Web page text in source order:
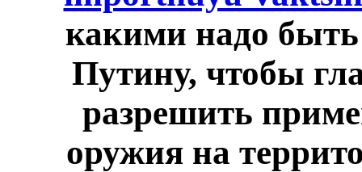
какими надо
Путину, чтобы
разрешить
оружия на